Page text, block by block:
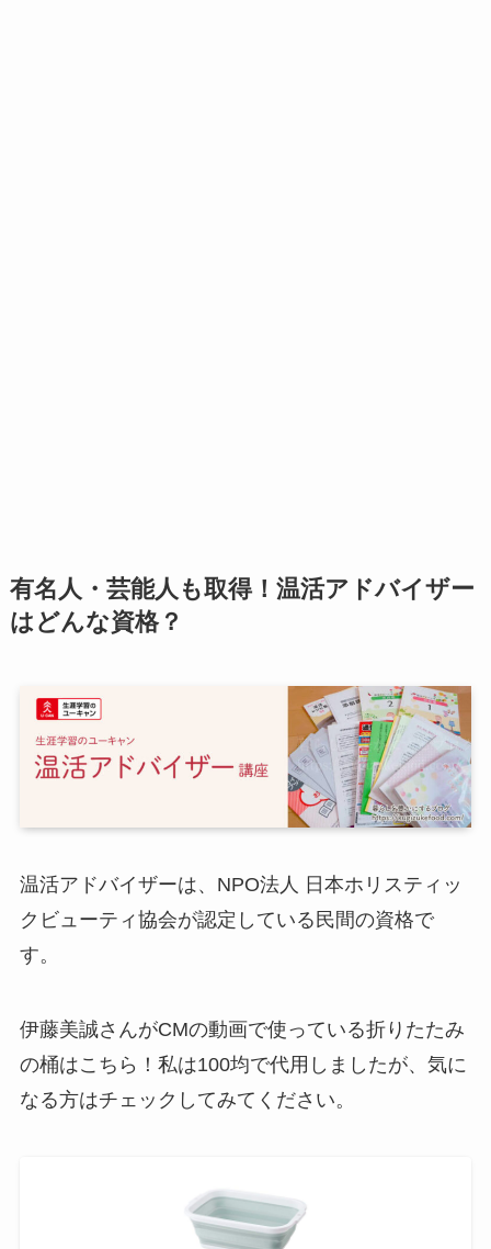
有名人・芸能人も取得！温活アドバイザー
はどんな資格？
温活アドバイザーは、NPO法人 日本ホリスティッ
クビューティ協会が認定している民間の資格で
す。
伊藤美誠さんがCMの動画で使っている折りたたみ
の桶はこちら！私は100均で代用しましたが、気に
なる方はチェックしてみてください。